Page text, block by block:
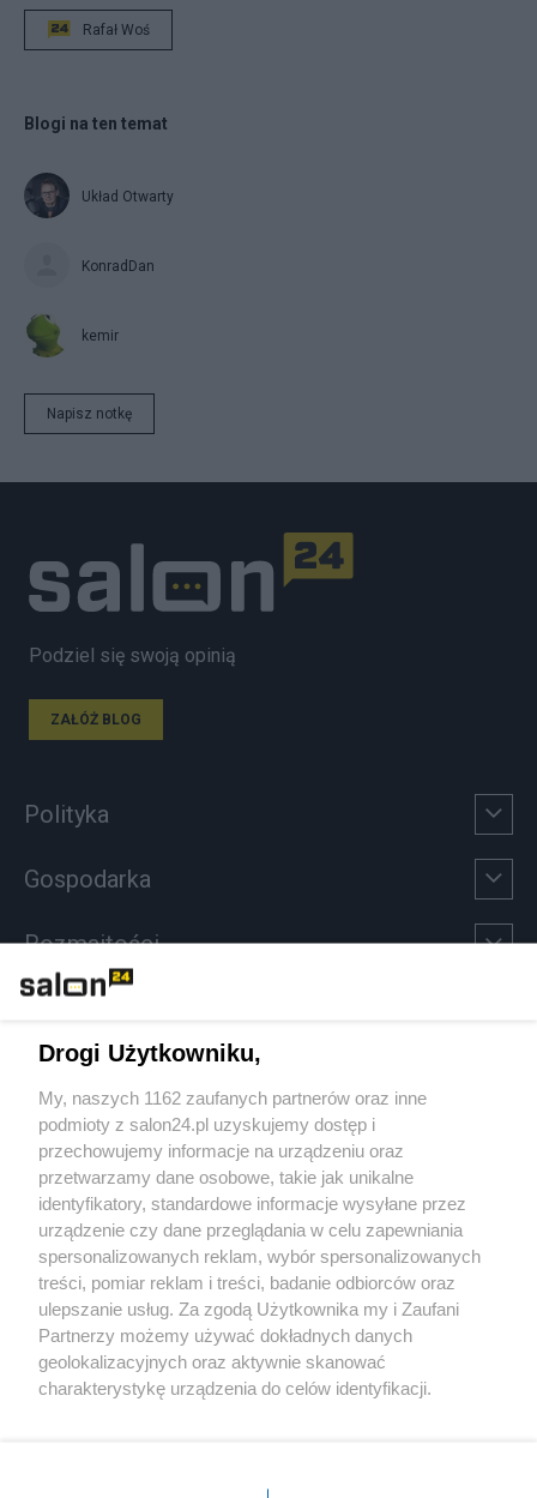
Rafał Woś
Blogi na ten temat
Układ Otwarty
KonradDan
kemir
Napisz notkę
Podziel się swoją opinią
ZAŁÓŻ BLOG
Polityka
Gospodarka
Rozmaitości
Sport
Społeczeństwo
Kultura
X Facebook Instagram Youtube
Drogi Użytkowniku,
My, naszych 1162 zaufanych partnerów oraz inne
podmioty z salon24.pl uzyskujemy dostęp i
przechowujemy informacje na urządzeniu oraz
przetwarzamy dane osobowe, takie jak unikalne
identyfikatory, standardowe informacje wysyłane przez
urządzenie czy dane przeglądania w celu zapewniania
spersonalizowanych reklam, wybór spersonalizowanych
treści, pomiar reklam i treści, badanie odbiorców oraz
ulepszanie usług. Za zgodą Użytkownika my i Zaufani
Partnerzy możemy używać dokładnych danych
geolokalizacyjnych oraz aktywnie skanować
charakterystykę urządzenia do celów identyfikacji.
zmienić/wycofać klikając przycisk ustawień prywatności